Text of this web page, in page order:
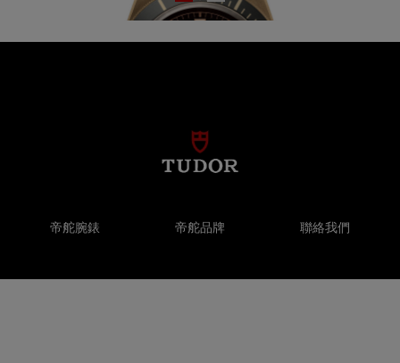
帝舵腕錶 帝舵品牌 聯絡我們